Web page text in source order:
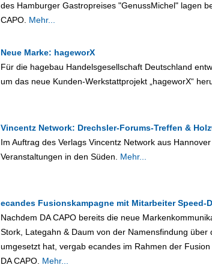
des Hamburger Gastropreises "GenussMichel" lagen
CAPO. Mehr...
Neue Marke: hageworX
Für die hagebau Handelsgesellschaft Deutschland
um das neue Kunden-Werkstattprojekt „hageworX“
Vincentz Network: Drechsler-Forums-Treffen &
Im Auftrag des Verlags Vincentz Network aus
Veranstaltungen in den Süden. Mehr...
ecandes Fusionskampagne mit Mitarbeiter Speed-
Nachdem DA CAPO bereits die neue
Stork, Lategahn & Daum von der Namensfindung
umgesetzt hat, vergab ecandes im Rahmen der
DA CAPO. Mehr...